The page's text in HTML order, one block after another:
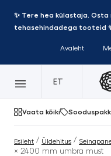
✨ Tere hea külastaja.
tehasehindadega tooteid
Avaleht
ET
Vaata kõiki
Esileht / Üldehitus /
× 2400 mm umbra must